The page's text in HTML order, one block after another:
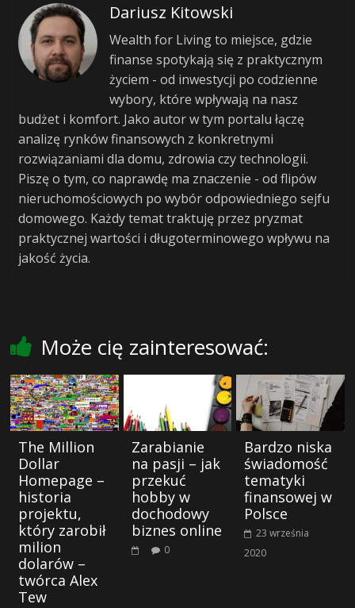
Dariusz Kitowski
Wealth for Living to miejsce, gdzie
finanse spotykają się z praktycznym
życiem - od inwestycji po codzienne
wybory, które wpływają na nasz
budżet i komfort. Jako autor w tym portalu łączę
analizę rynków finansowych z konkretnymi
rozwiązaniami dla domu, zdrowia czy technologii.
Piszę o tym, co naprawdę ma znaczenie - od flipów
nieruchomościowych po wybór odpowiedniego sejfu
domowego. Każdy temat traktuję przez pryzmat
praktycznej wartości i długoterminowego wpływu na
jakość życia.
Może cię zainteresować:
The Million
Dollar
Homepage –
historia
projektu,
który zarobił
milion
dolarów –
twórca Alex
Tew
Zarabianie
na pasji – jak
przekuć
hobby w
dochodowy
biznes online
0
Bardzo niska
świadomość
tematyki
finansowej w
Polsce
23 września
2020